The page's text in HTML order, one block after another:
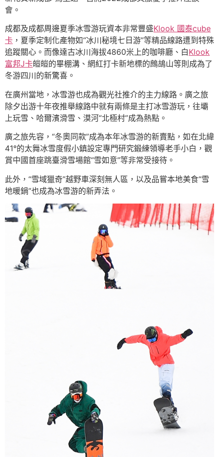
會。
成都及成都周邊夏季冰雪游玩資本非常豐盛Klook 國泰cube
卡 ，夏季定制化產物如“冰川秘境七日游”等精品線路遭到特殊
追蹤關心。而像達古冰川海拔4860米上的咖啡廳、白Klook
富邦J卡皚皚的畢棚溝、網紅打卡新地標的鷓鴣山等則成為了
冬游四川的新驚喜。
在廣州當地，冰雪游也成為觀光社推介的主力線路。廣之旅
除夕出游十年夜推舉線路中就有兩條是主打冰雪游玩，往壩
上玩雪、哈爾濱滑雪、漠河“北極村”成為熱點。
廣之旅先容，“冬奧同款”成為本年冰雪游的新賣點，如在北緯
41°的太舞冰雪度假小鎮設定專門研究鍛練領導老手小白，觀
賞中國首座跳臺滑雪場館“雪如意”等非常受接待。
此外，“雪域獵奇”越野車深刻無人區，以及品嘗本地美食“雪
地暖鍋”也成為冰雪游的新弄法。